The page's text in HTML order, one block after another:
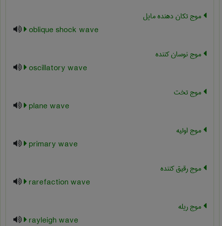
موج تکان دهنده مایل
oblique shock wave
موج نوسان کننده
oscillatory wave
موج تخت
plane wave
موج اولیه
primary wave
موج رقیق کننده
rarefaction wave
موج ریله
rayleigh wave